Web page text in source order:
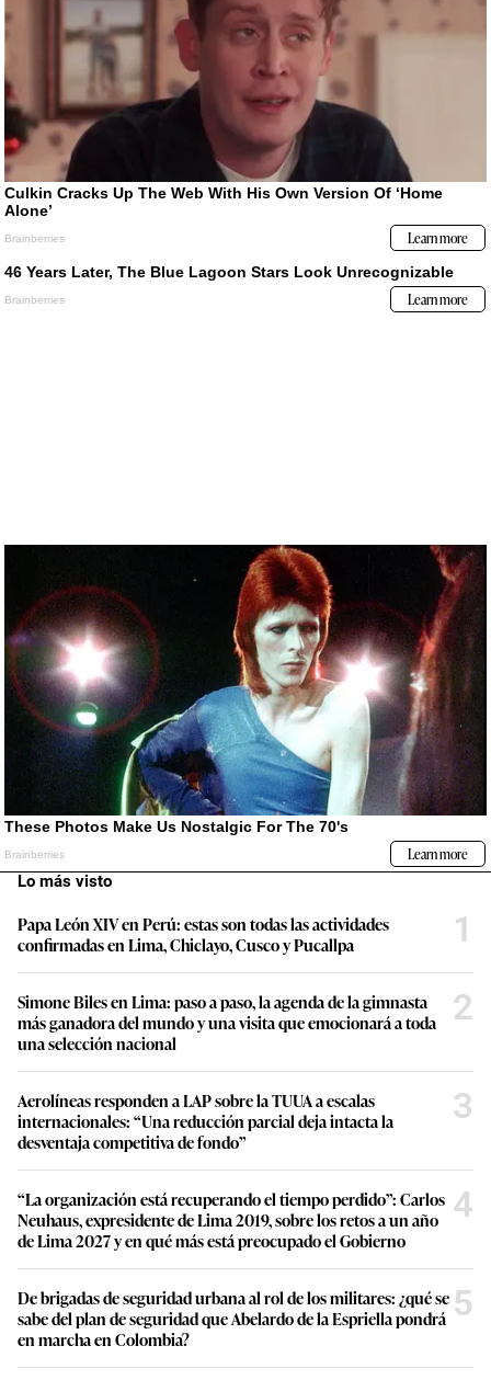
Lo más visto
Papa León XIV en Perú: estas son todas las actividades
confirmadas en Lima, Chiclayo, Cusco y Pucallpa
1
Simone Biles en Lima: paso a paso, la agenda de la gimnasta
más ganadora del mundo y una visita que emocionará a toda
una selección nacional
2
Aerolíneas responden a LAP sobre la TUUA a escalas
internacionales: “Una reducción parcial deja intacta la
desventaja competitiva de fondo”
3
“La organización está recuperando el tiempo perdido”: Carlos
Neuhaus, expresidente de Lima 2019, sobre los retos a un año
de Lima 2027 y en qué más está preocupado el Gobierno
4
De brigadas de seguridad urbana al rol de los militares: ¿qué se
sabe del plan de seguridad que Abelardo de la Espriella pondrá
en marcha en Colombia?
5